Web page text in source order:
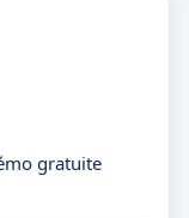
gratuite